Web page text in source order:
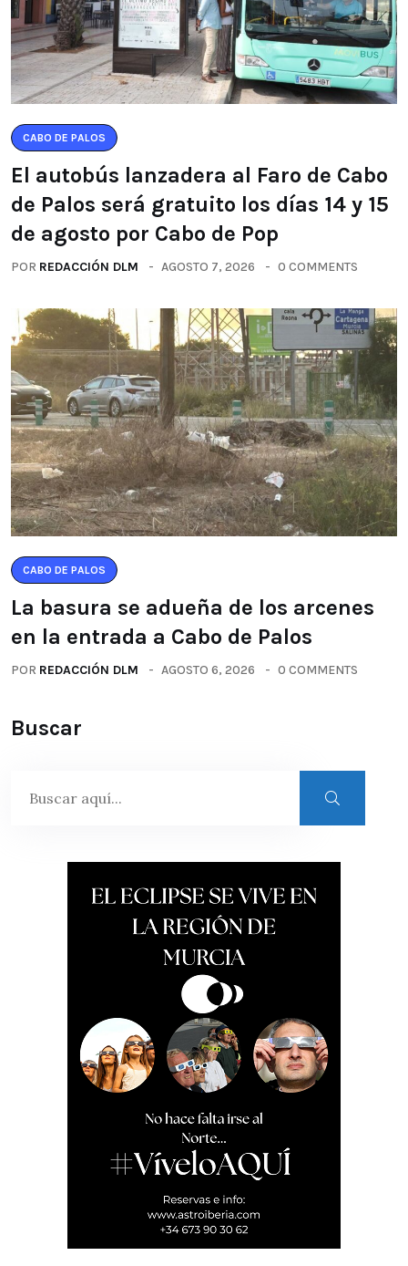
CABO DE PALOS
El autobús lanzadera al Faro de Cabo
de Palos será gratuito los días 14 y 15
de agosto por Cabo de Pop
POR REDACCIÓN DLM AGOSTO 7, 2026 0 COMMENTS
CABO DE PALOS
La basura se adueña de los arcenes
en la entrada a Cabo de Palos
POR REDACCIÓN DLM AGOSTO 6, 2026 0 COMMENTS
Buscar